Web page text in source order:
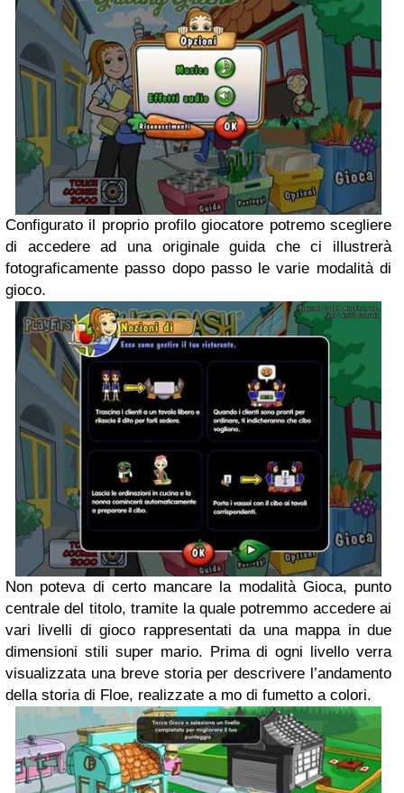
Configurato il proprio profilo giocatore potremo scegliere
di accedere ad una originale guida che ci illustrerà
fotograficamente passo dopo passo le varie modalità di
gioco.
Non poteva di certo mancare la modalità Gioca, punto
centrale del titolo, tramite la quale potremmo accedere ai
vari livelli di gioco rappresentati da una mappa in due
dimensioni stili super mario. Prima di ogni livello verra
visualizzata una breve storia per descrivere l’andamento
della storia di Floe, realizzate a mo di fumetto a colori.